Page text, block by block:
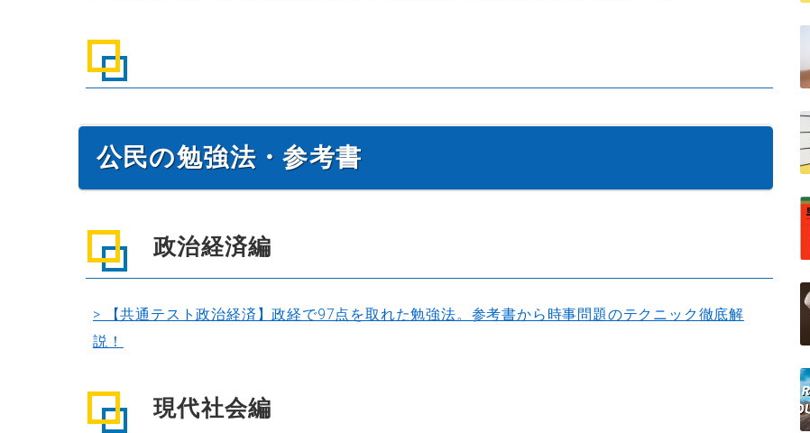
公民の勉強法・参考書
政治経済編
> 【共通テスト政治経済】政経で97点を取れた勉強法。参考書から時事問題のテクニック徹底解
説！
現代社会編